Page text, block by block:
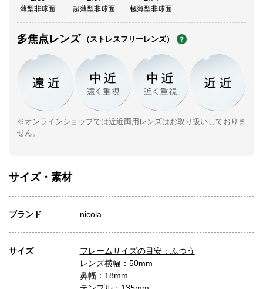
薄型非球面 超薄型非球面 極薄型非球面
多焦点レンズ （ストレスフリーレンズ）
※オンラインショップでは近近両用レンズはお取り扱いしておりま
せん。
サイズ・素材
ブランド nicola
サイズ
フレームサイズの目安：ふつう
レンズ横幅：50mm
鼻幅：18mm